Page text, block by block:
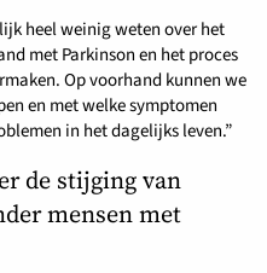
heel weinig weten over het
met Parkinson en het proces
Op voorhand kunnen we
en met welke symptomen
in het dagelijks leven.”
de stijging van
mensen met